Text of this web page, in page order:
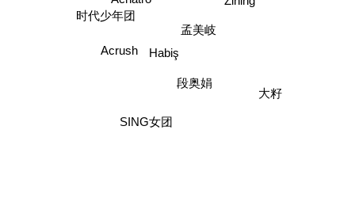
孟美岐
段奥娟
SING女团
时代少年团
Habiş
Zining
Acnatro
Acrush
大籽